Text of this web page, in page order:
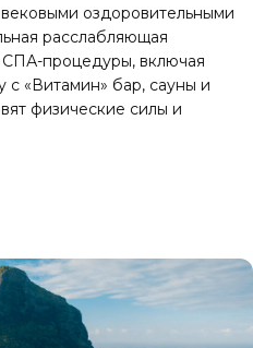
оздоровительными
расслабляющая
процедуры, включая
с «Витамин» бар, сауны и
физические силы и